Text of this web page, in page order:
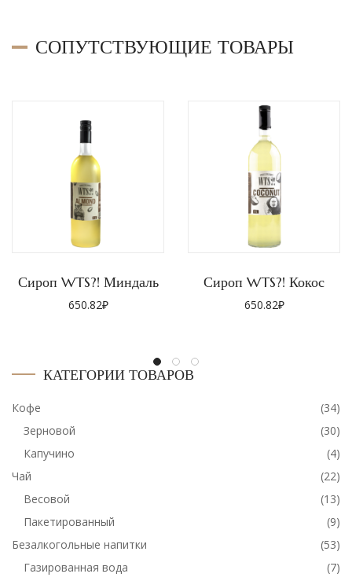
СОПУТСТВУЮЩИЕ ТОВАРЫ
Сироп WTS?! Миндаль
650.82₽
Сироп WTS?! Кокос
650.82₽
КАТЕГОРИИ ТОВАРОВ
Кофе
(34)
Зерновой
(30)
Капучино
(4)
Чай
(22)
Весовой
(13)
Пакетированный
(9)
Безалкогольные напитки
(53)
Газированная вода
(7)